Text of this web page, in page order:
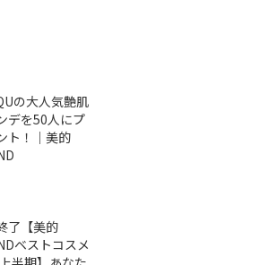
の大人気艶肌
デを50人にプ
ト！｜美的
了【美的
ベストコスメ